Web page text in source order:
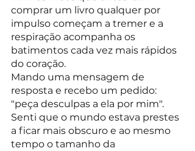
comprar um livro qualquer por
impulso começam a tremer e a
respiração acompanha os
batimentos cada vez mais rápidos
do coração.
Mando uma mensagem de
resposta e recebo um pedido:
"peça desculpas a ela por mim".
Senti que o mundo estava prestes
a ficar mais obscuro e ao mesmo
tempo o tamanho da